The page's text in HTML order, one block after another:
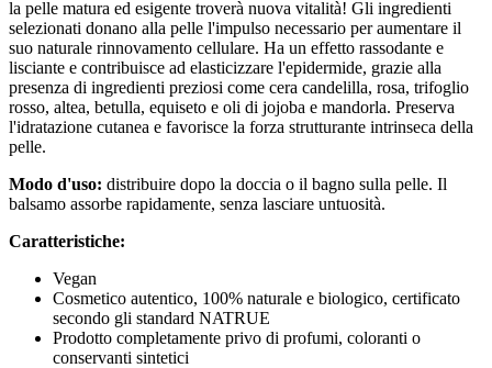
la pelle matura ed esigente troverà nuova vitalità! Gli ingredienti
selezionati donano alla pelle l'impulso necessario per aumentare il
suo naturale rinnovamento cellulare. Ha un effetto rassodante e
lisciante e contribuisce ad elasticizzare l'epidermide, grazie alla
presenza di ingredienti preziosi come cera candelilla, rosa, trifoglio
rosso, altea, betulla, equiseto e oli di jojoba e mandorla. Preserva
l'idratazione cutanea e favorisce la forza strutturante intrinseca della
pelle.
Modo d'uso: distribuire dopo la doccia o il bagno sulla pelle. Il
balsamo assorbe rapidamente, senza lasciare untuosità.
Caratteristiche:
Vegan
Cosmetico autentico, 100% naturale e biologico, certificato
secondo gli standard NATRUE
Prodotto completamente privo di profumi, coloranti o
conservanti sintetici